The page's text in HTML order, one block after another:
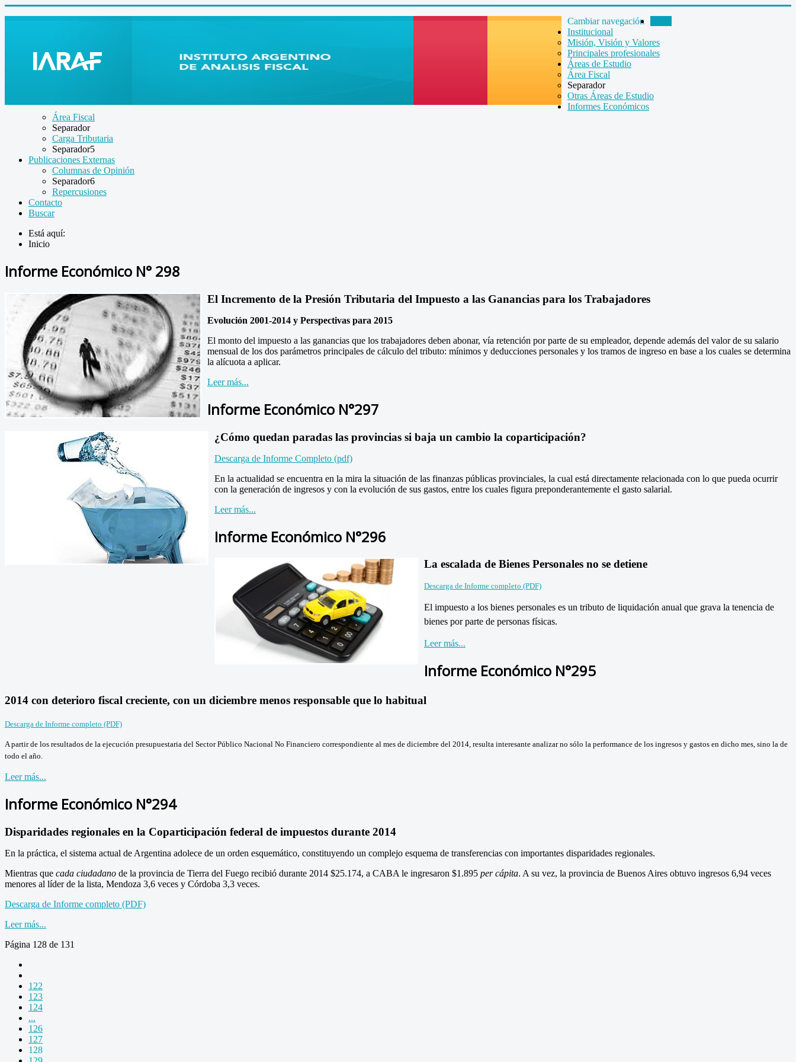
Cambiar navegación
Institucional
Misión, Visión y Valores
Principales profesionales
Áreas de Estudio
Área Fiscal
Separador
Otras Áreas de Estudio
Informes Económicos
Área Fiscal
Separador
Carga Tributaria
Separador5
Publicaciones Externas
Columnas de Opinión
Separador6
Repercusiones
Contacto
Buscar
Está aquí:
Inicio
Informe Económico N° 298
El Incremento de la Presión Tributaria del Impuesto a las Ganancias para los Trabajadores
Evolución 2001-2014 y Perspectivas para 2015
El monto del impuesto a las ganancias que los trabajadores deben abonar, vía retención por parte de su empleador, depende además del valor de su salario
mensual de los dos parámetros principales de cálculo del tributo: mínimos y deducciones personales y los tramos de ingreso en base a los cuales se determina
la alícuota a aplicar.
Leer más...
Informe Económico N°297
¿Cómo quedan paradas las provincias si baja un cambio la coparticipación?
Descarga de Informe Completo (pdf)
En la actualidad se encuentra en la mira la situación de las finanzas públicas provinciales, la cual está directamente relacionada con lo que pueda ocurrir
con la generación de ingresos y con la evolución de sus gastos, entre los cuales figura preponderantemente el gasto salarial.
Leer más...
Informe Económico N°296
La escalada de Bienes Personales no se detiene
Descarga de Informe completo (PDF)
El impuesto a los bienes personales es un tributo de liquidación anual que grava la tenencia de
bienes por parte de personas físicas.
Leer más...
Informe Económico N°295
2014 con deterioro fiscal creciente, con un diciembre menos responsable que lo habitual
Descarga de Informe completo (PDF)
A partir de los resultados de la ejecución presupuestaria del Sector Público Nacional No Financiero correspondiente al mes de diciembre del 2014, resulta interesante analizar no sólo la performance de los ingresos y gastos en dicho mes, sino la de
todo el año.
Leer más...
Informe Económico N°294
Disparidades regionales en la Coparticipación federal de impuestos durante 2014
En la práctica, el sistema actual de Argentina adolece de un orden esquemático, constituyendo un complejo esquema de transferencias con importantes disparidades regionales.
Mientras que cada ciudadano de la provincia de Tierra del Fuego recibió durante 2014 $25.174, a CABA le ingresaron $1.895 per cápita. A su vez, la provincia de Buenos Aires obtuvo ingresos 6,94 veces
menores al líder de la lista, Mendoza 3,6 veces y Córdoba 3,3 veces.
Descarga de Informe completo (PDF)
Leer más...
Página 128 de 131
122
123
124
...
126
127
128